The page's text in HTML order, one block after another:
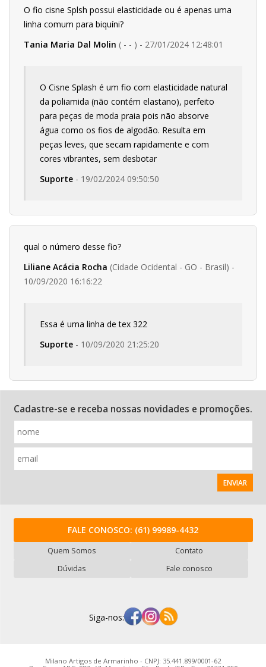
O fio cisne Splsh possui elasticidade ou é apenas uma
linha comum para biquíni?
Tania Maria Dal Molin ( - - ) - 27/01/2024 12:48:01
O Cisne Splash é um fio com elasticidade natural
da poliamida (não contém elastano), perfeito
para peças de moda praia pois não absorve
água como os fios de algodão. Resulta em
peças leves, que secam rapidamente e com
cores vibrantes, sem desbotar
Suporte - 19/02/2024 09:50:50
qual o número desse fio?
Liliane Acácia Rocha (Cidade Ocidental - GO - Brasil) -
10/09/2020 16:16:22
Essa é uma linha de tex 322
Suporte - 10/09/2020 21:25:20
Cadastre-se e receba nossas novidades e promoções.
ENVIAR
FALE CONOSCO: (61) 99989-4432
Quem Somos
Contato
Dúvidas
Fale conosco
Siga-nos:
Milano Artigos de Armarinho - CNPJ: 35.441.899/0001-62